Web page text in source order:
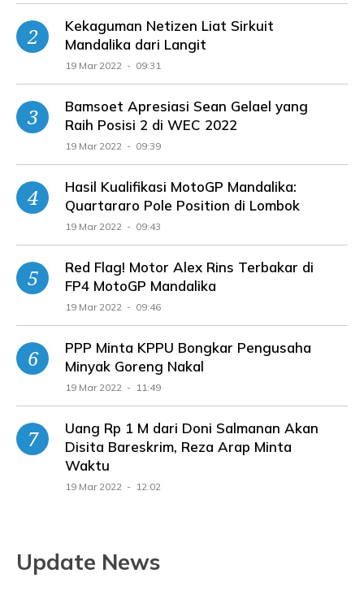
Kekaguman Netizen Liat Sirkuit
Mandalika dari Langit
19 Mar 2022 - 09:31
Bamsoet Apresiasi Sean Gelael yang
Raih Posisi 2 di WEC 2022
19 Mar 2022 - 09:39
Hasil Kualifikasi MotoGP Mandalika:
Quartararo Pole Position di Lombok
19 Mar 2022 - 09:43
Red Flag! Motor Alex Rins Terbakar di
FP4 MotoGP Mandalika
19 Mar 2022 - 09:46
PPP Minta KPPU Bongkar Pengusaha
Minyak Goreng Nakal
19 Mar 2022 - 11:49
Uang Rp 1 M dari Doni Salmanan Akan
Disita Bareskrim, Reza Arap Minta
Waktu
19 Mar 2022 - 12:02
Update News